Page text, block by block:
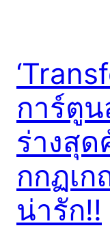
การ์ตู
ร่างสุ
กกฏเ
น่ารัก!!